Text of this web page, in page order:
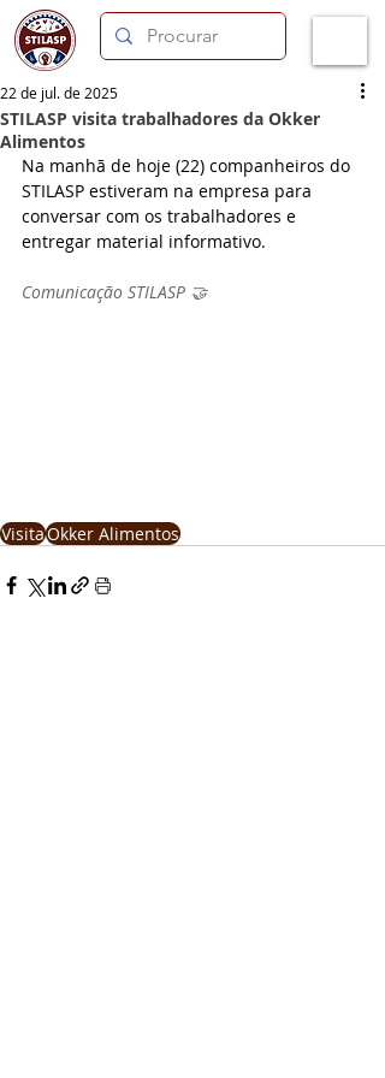
STILASP visita trabalhadores da Okker
Alimentos
22 de jul. de 2025
Na manhã de hoje (22) companheiros do
STILASP estiveram na empresa para
conversar com os trabalhadores e
entregar material informativo.
Comunicação STILASP 🤝
VisitaOkker Alimentos